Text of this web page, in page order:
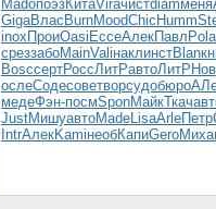
MadoпоэзКитаViraчистdiamменя
GigaВлас BurnMoodChic Humm
inox ПроиOasi EcceАлекПавл Pola
среззабоMainValiнаклинстBlan
BoscсертРоссЛитРавтоЛитР
ослеСодесоветворсудобюро
медеФэн-посмSponМайкТкач
JustМишуавтоMadeLisaArleПетр
IntrАлекKamiнеобКапиGeroМиха